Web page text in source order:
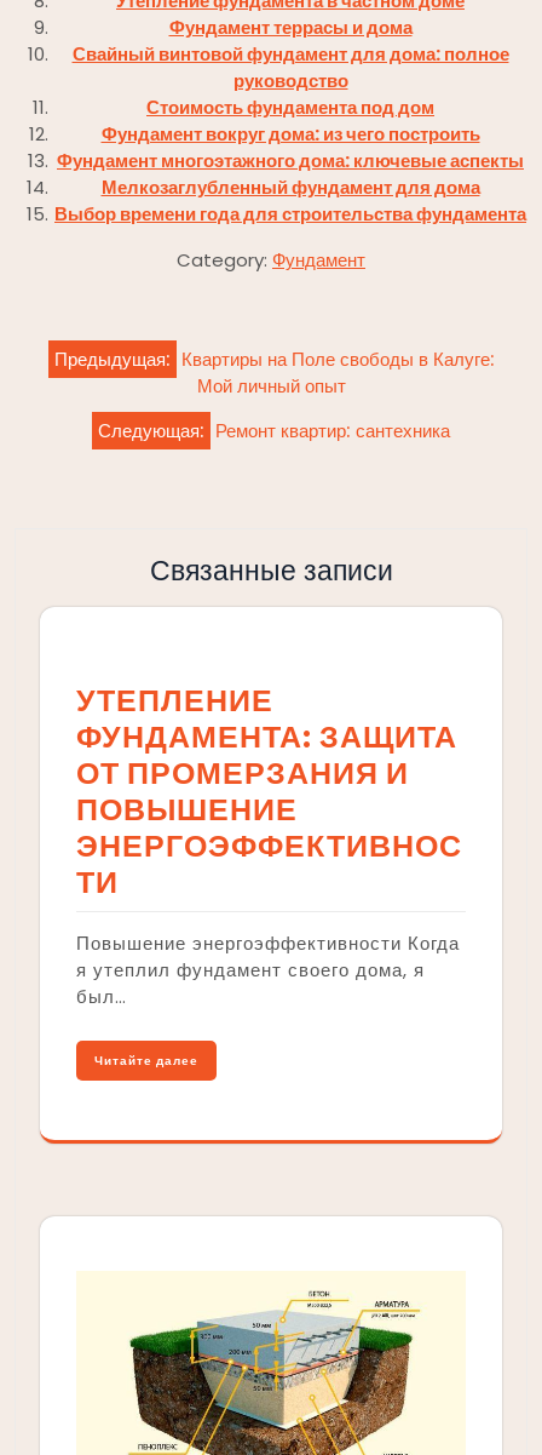
Фундамент террасы и дома
Свайный винтовой фундамент для дома: полное
руководство
Стоимость фундамента под дом
Фундамент вокруг дома: из чего построить
Фундамент многоэтажного дома: ключевые аспекты
Мелкозаглубленный фундамент для дома
Выбор времени года для строительства фундамента
Category: Фундамент
Навигация
записям
Предыдущая: Квартиры на Поле свободы в Калуге:
Мой личный опыт
Следующая: Ремонт квартир: сантехника
Связанные записи
УТЕПЛЕНИЕ
ФУНДАМЕНТА: ЗАЩИТА
ОТ ПРОМЕРЗАНИЯ И
ПОВЫШЕНИЕ
ЭНЕРГОЭФФЕКТИВНОС
ТИ
Повышение энергоэффективности Когда
я утеплил фундамент своего дома, я
был…
Читайте далее